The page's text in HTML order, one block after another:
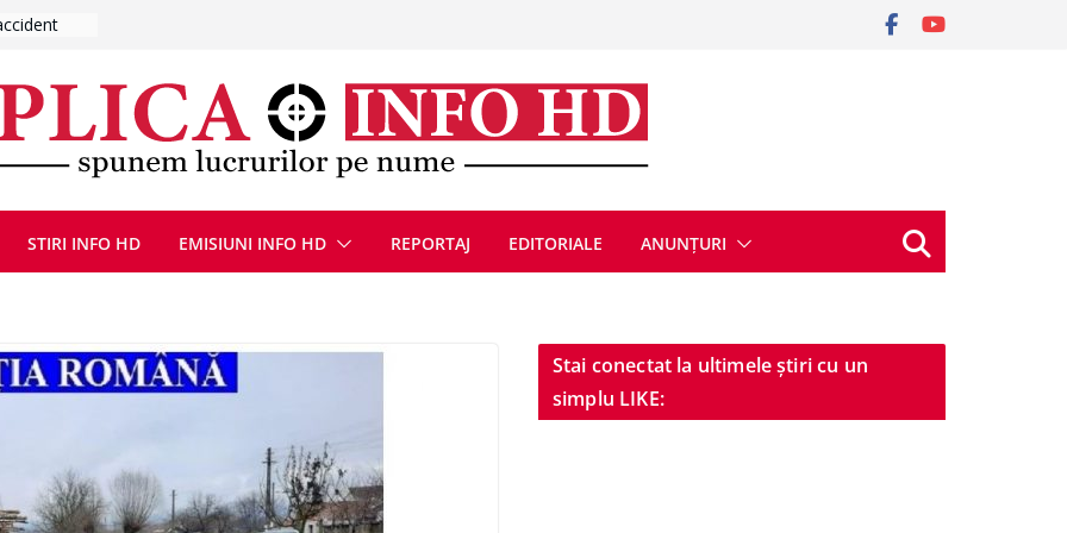
reunite
la cea de-
de
înSTIRI INFO HD EMISIUNI INFO HD REPORTAJ EDITORIALE ANUNȚURI
Stai conectat la ultimele știri cu un
simplu LIKE: